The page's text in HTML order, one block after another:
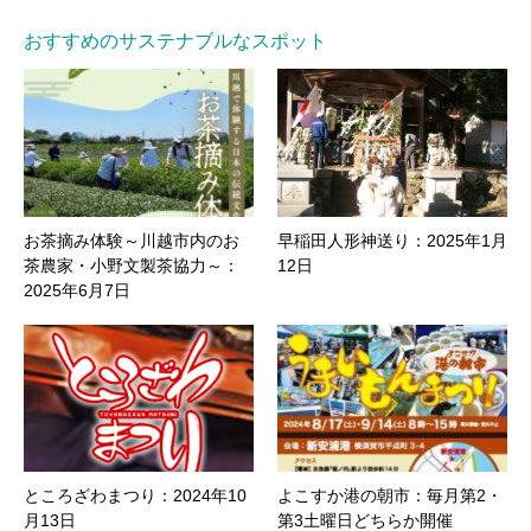
おすすめのサステナブルなスポット
お茶摘み体験～川越市内のお
茶農家・小野文製茶協力～：
2025年6月7日
早稲田人形神送り：2025年1月
12日
ところざわまつり：2024年10
月13日
よこすか港の朝市：毎月第2・
第3土曜日どちらか開催